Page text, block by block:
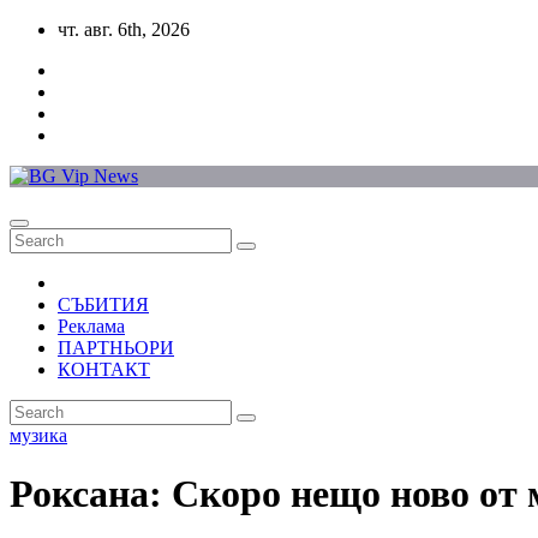
Skip
content
чт. авг. 6th, 2026
СЪБИТИЯ
Реклама
ПАРТНЬОРИ
КОНТАКТ
музика
Роксана: Скоро нещо ново от